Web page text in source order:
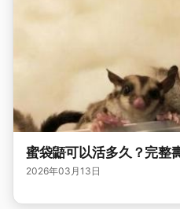
蜜袋鼯可以活多久？完整
2026年03月13日